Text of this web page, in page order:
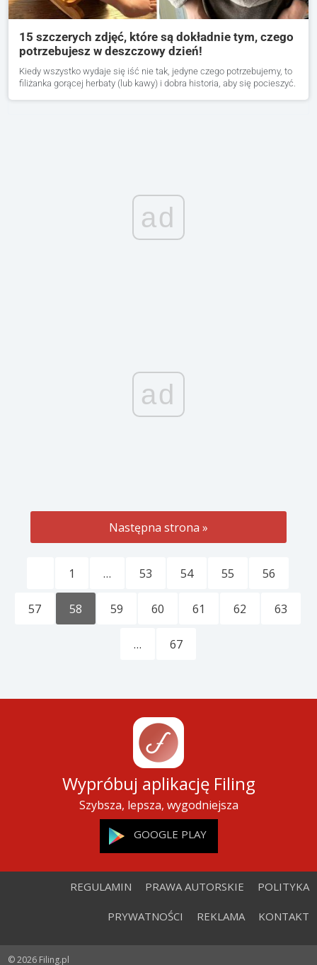
15 szczerych zdjęć, które są dokładnie tym, czego
potrzebujesz w deszczowy dzień!
Kiedy wszystko wydaje się iść nie tak, jedyne czego potrzebujemy, to
filiżanka gorącej herbaty (lub kawy) i dobra historia, aby się pocieszyć.
ad
ad
Następna strona »
1 … 53 54 55 56
57 58 59 60 61 62 63
… 67
Wypróbuj aplikację Filing
Szybsza, lepsza, wygodniejsza
GOOGLE PLAY
REGULAMIN PRAWA AUTORSKIE POLITYKA
PRYWATNOŚCI REKLAMA KONTAKT
© 2026 Filing.pl